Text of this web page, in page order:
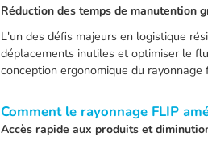
Réduction des temps de manutention
L'un des défis majeurs en logistique
déplacements inutiles et optimiser le
conception ergonomique du
Comment le rayonnage FLIP
Accès rapide aux produits et